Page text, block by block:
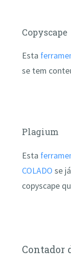
Copyscape
Esta
se tem
Plagium
Esta
COLADO se
copyscape
Contador